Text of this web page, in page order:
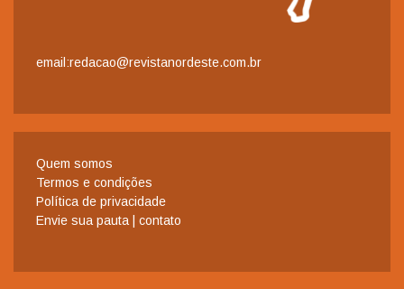
email:redacao@revistanordeste.com.br
Quem somos
Termos e condições
Política de privacidade
Envie sua pauta | contato